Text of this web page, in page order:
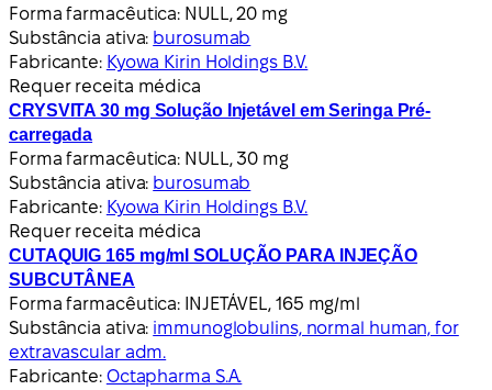
Forma farmacêutica: NULL, 20 mg
Substância ativa: burosumab
Fabricante: Kyowa Kirin Holdings B.V.
Requer receita médica
CRYSVITA 30 mg Solução Injetável em Seringa Pré-
carregada
Forma farmacêutica: NULL, 30 mg
Substância ativa: burosumab
Fabricante: Kyowa Kirin Holdings B.V.
Requer receita médica
CUTAQUIG 165 mg/ml SOLUÇÃO PARA INJEÇÃO
SUBCUTÂNEA
Forma farmacêutica: INJETÁVEL, 165 mg/ml
Substância ativa: immunoglobulins, normal human, for
extravascular adm.
Fabricante: Octapharma S.A.